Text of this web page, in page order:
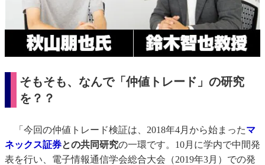
そもそも、なんで「仲値トレード」の研究
を？？
「今回の仲値トレード検証は、2018年4月から始まったマ
ネックス証券との共同研究の一環です。10月に学内で中間発
表を行い、電子情報通信学会総合大会（2019年3月）での発